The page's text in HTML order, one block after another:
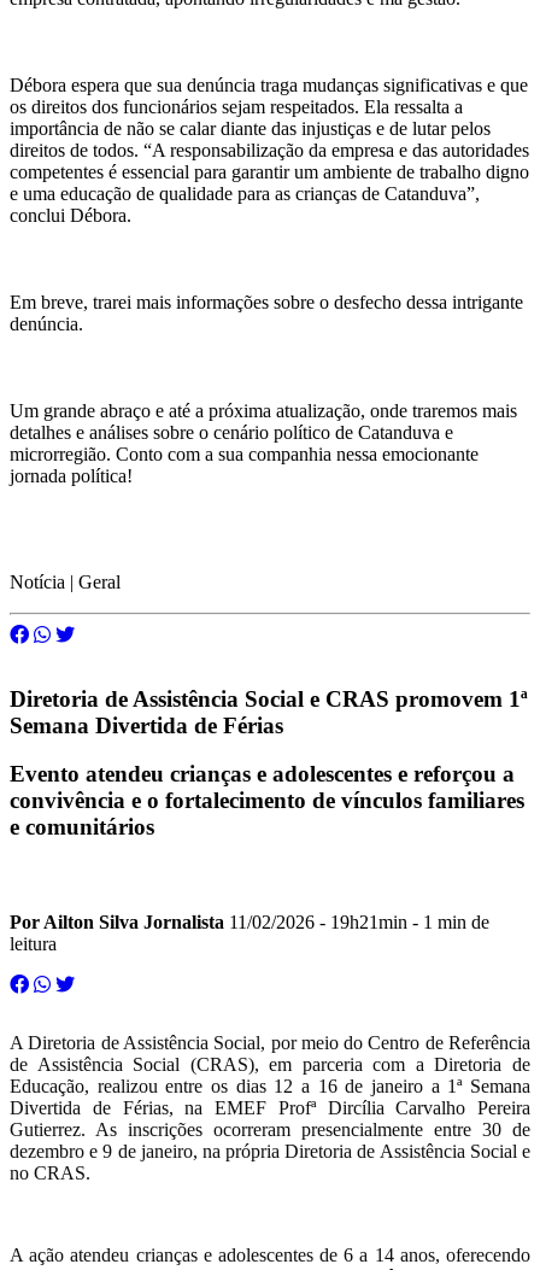
Débora espera que sua denúncia traga mudanças significativas e que
os direitos dos funcionários sejam respeitados. Ela ressalta a
importância de não se calar diante das injustiças e de lutar pelos
direitos de todos. “A responsabilização da empresa e das autoridades
competentes é essencial para garantir um ambiente de trabalho digno
e uma educação de qualidade para as crianças de Catanduva”,
conclui Débora.
Em breve, trarei mais informações sobre o desfecho dessa intrigante
denúncia.
Um grande abraço e até a próxima atualização, onde traremos mais
detalhes e análises sobre o cenário político de Catanduva e
microrregião. Conto com a sua companhia nessa emocionante
jornada política!
Notícia | Geral
Diretoria de Assistência Social e CRAS promovem 1ª
Semana Divertida de Férias
Evento atendeu crianças e adolescentes e reforçou a
convivência e o fortalecimento de vínculos familiares
e comunitários
Por Ailton Silva Jornalista 11/02/2026 - 19h21min - 1 min de
leitura
A Diretoria de Assistência Social, por meio do Centro de Referência
de Assistência Social (CRAS), em parceria com a Diretoria de
Educação, realizou entre os dias 12 a 16 de janeiro a 1ª Semana
Divertida de Férias, na EMEF Profª Dircília Carvalho Pereira
Gutierrez. As inscrições ocorreram presencialmente entre 30 de
dezembro e 9 de janeiro, na própria Diretoria de Assistência Social e
no CRAS.
A ação atendeu crianças e adolescentes de 6 a 14 anos, oferecendo